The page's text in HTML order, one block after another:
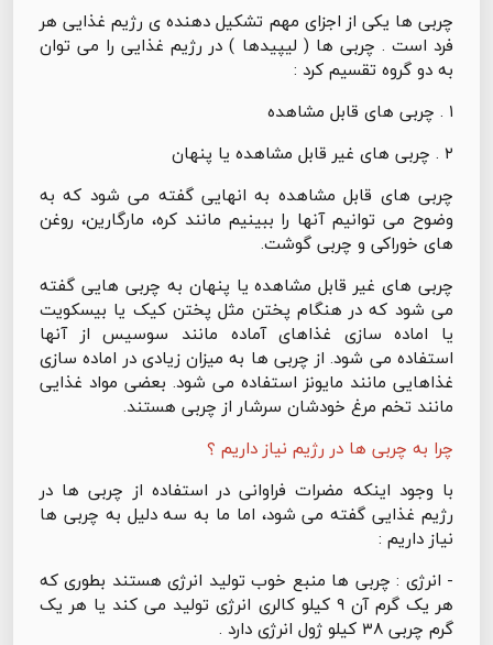
چربی ها یکی از اجزای مهم تشکیل دهنده ی رژیم غذایی هر
فرد است . چربی ها ( لیپیدها ) در رژیم غذایی را می توان
به دو گروه تقسیم کرد :
۱ . چربی های قابل مشاهده
۲ . چربی های غیر قابل مشاهده یا پنهان
چربی های قابل مشاهده به انهایی گفته می شود که به
وضوح می توانیم آنها را ببینیم مانند کره، مارگارین، روغن
های خوراکی و چربی گوشت.
چربی های غیر قابل مشاهده یا پنهان به چربی هایی گفته
می شود که در هنگام پختن مثل پختن کیک یا بیسکویت
یا اماده سازی غذاهای آماده مانند سوسیس از آنها
استفاده می شود. از چربی ها به میزان زیادی در اماده سازی
غذاهایی مانند مایونز استفاده می شود. بعضی مواد غذایی
مانند تخم مرغ خودشان سرشار از چربی هستند.
چرا به چربی ها در رژیم نیاز داریم ؟
با وجود اینکه مضرات فراوانی در استفاده از چربی ها در
رژیم غذایی گفته می شود، اما ما به سه دلیل به چربی ها
نیاز داریم :
- انرژی : چربی ها منبع خوب تولید انرژی هستند بطوری که
هر یک گرم آن ۹ کیلو کالری انرژی تولید می کند یا هر یک
گرم چربی ۳۸ کیلو ژول انرژی دارد .